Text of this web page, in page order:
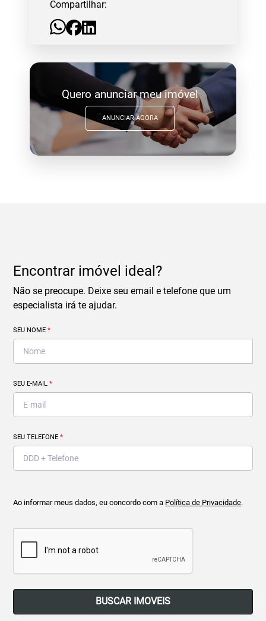
Compartilhar:
Quero anunciar meu imóvel
ANUNCIAR AGORA
Encontrar imóvel ideal?
Não se preocupe. Deixe seu email e telefone que um
especialista irá te ajudar.
SEU NOME*
SEU E-MAIL*
SEU TELEFONE*
Ao informar meus dados, eu concordo com a Política de Privacidade.
BUSCAR IMOVEIS